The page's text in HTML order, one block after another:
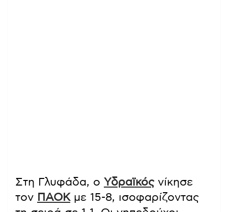
Στη Γλυφάδα, ο Υδραϊκόςνίκησε
τον ΠΑΟΚ με 15-8, ισοφαρίζοντας